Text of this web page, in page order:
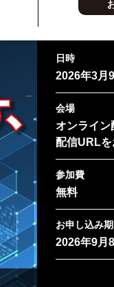
日時
2026年3月
会場
オンライン
配信URLを
参加費
無料
お申し込み
2026年9月